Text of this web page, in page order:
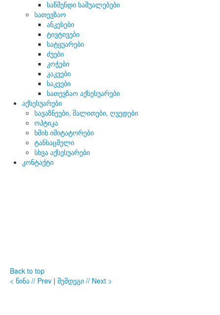
საწმენდი საშუალებები
სათევზაო
ანკესები
ტივტივები
სატყუარები
ძუები
კოჭები
კაკვები
საკვები
სათევზაო აქსესუარები
აქსესუარები
სავაზნეები, შალითები, ღვედები
ოპტიკა
ხმის იმიტატორები
ტანსაცმელი
სხვა აქსესუარები
კონტაქტი
Back to top
< წინა // Prev | შემდეგი // Next >